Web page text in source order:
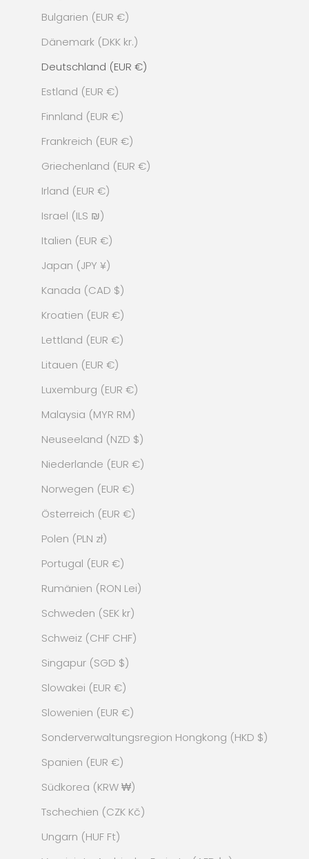
Bulgarien (EUR €)
Dänemark (DKK kr.)
Deutschland (EUR €)
Estland (EUR €)
Finnland (EUR €)
Frankreich (EUR €)
Griechenland (EUR €)
Irland (EUR €)
Israel (ILS ₪)
Italien (EUR €)
Japan (JPY ¥)
Kanada (CAD $)
Kroatien (EUR €)
Lettland (EUR €)
Litauen (EUR €)
Luxemburg (EUR €)
Malaysia (MYR RM)
Neuseeland (NZD $)
Niederlande (EUR €)
Norwegen (EUR €)
Österreich (EUR €)
Polen (PLN zł)
Portugal (EUR €)
Rumänien (RON Lei)
Schweden (SEK kr)
Schweiz (CHF CHF)
Singapur (SGD $)
Slowakei (EUR €)
Slowenien (EUR €)
Sonderverwaltungsregion Hongkong (HKD $)
Spanien (EUR €)
Südkorea (KRW ₩)
Tschechien (CZK Kč)
Ungarn (HUF Ft)